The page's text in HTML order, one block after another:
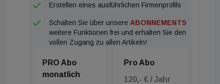
Schnelligkeit und Professionalität des Teams der
Aareal Bank in Bezug auf den lokalen Markt und die
Besonderheiten dieser einzigartigen
Geschäftsführer von Henderson Park.
Erstellen eines ausführlichen Firmenprofils
Schalten Sie über unsere ABONNEMENTS
weitere Funktionen frei und erhalten Sie den
vollen Zugang zu allen Artikeln!
PRO Abo
monatlich
Pro Abo
120,- € / Jahr